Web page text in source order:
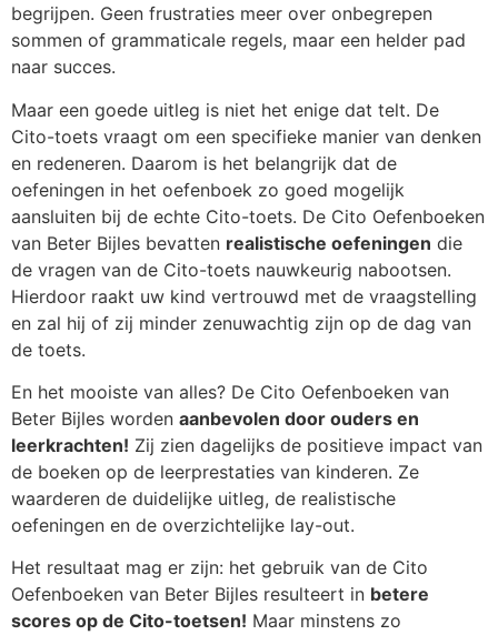
begrijpen. Geen frustraties meer over onbegrepen
sommen of grammaticale regels, maar een helder pad
naar succes.
Maar een goede uitleg is niet het enige dat telt. De
Cito-toets vraagt om een specifieke manier van denken
en redeneren. Daarom is het belangrijk dat de
oefeningen in het oefenboek zo goed mogelijk
aansluiten bij de echte Cito-toets. De Cito Oefenboeken
van Beter Bijles bevatten realistische oefeningen die
de vragen van de Cito-toets nauwkeurig nabootsen.
Hierdoor raakt uw kind vertrouwd met de vraagstelling
en zal hij of zij minder zenuwachtig zijn op de dag van
de toets.
En het mooiste van alles? De Cito Oefenboeken van
Beter Bijles worden aanbevolen door ouders en
leerkrachten! Zij zien dagelijks de positieve impact van
de boeken op de leerprestaties van kinderen. Ze
waarderen de duidelijke uitleg, de realistische
oefeningen en de overzichtelijke lay-out.
Het resultaat mag er zijn: het gebruik van de Cito
Oefenboeken van Beter Bijles resulteert in betere
scores op de Cito-toetsen! Maar minstens zo